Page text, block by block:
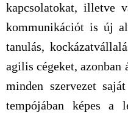
kapcsolatokat, illetve
kommunikációt is új
tanulás,
agilis cégeket, azonban
minden szervezet
tempójában képes a